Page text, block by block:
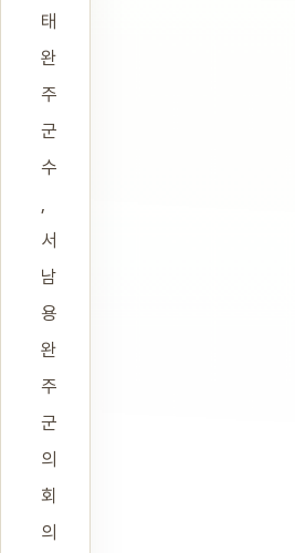
태
완
주
군
수
,
서
남
용
완
주
군
의
회
의